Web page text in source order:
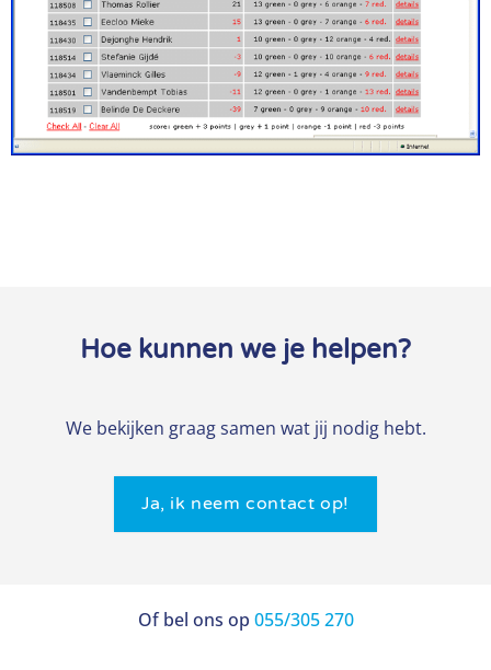
Hoe kunnen we je helpen?
We bekijken graag samen wat jij nodig hebt.
Ja, ik neem contact op!
Of bel ons op 055/305 270